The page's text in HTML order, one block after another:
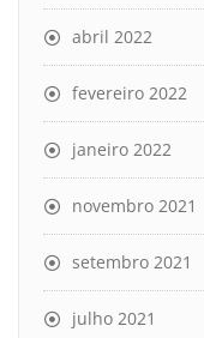
abril 2022
fevereiro 2022
janeiro 2022
novembro 2021
setembro 2021
julho 2021